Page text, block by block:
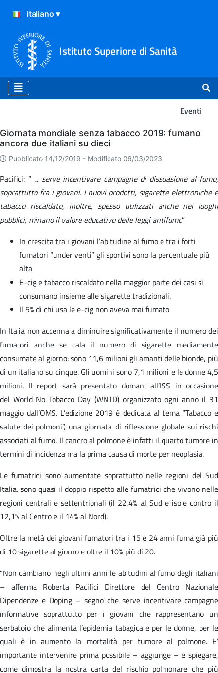
Istituto Superiore di Sanità
Eventi
Eventi
Giornata mondiale senza tabacco 2019: fumano
ancora due italiani su dieci
Pubblicato 14/12/2019 - Modificato 06/03/2023
Pacifici: “ ... serve incentivare campagne di dissuasione al fumo,
soprattutto fra i giovani. I nuovi prodotti, sigarette elettroniche e
tabacco riscaldato, inoltre, spesso utilizzati anche nei luoghi
pubblici, minano il valore educativo delle leggi antifumo”
In crescita tra i giovani l’abitudine al fumo e tra i forti
fumatori “under venti” gli sportivi sono la percentuale più
alta
E-cig e tabacco riscaldato nella maggior parte dei casi si
consumano insieme alle sigarette tradizionali.
Il 5% di chi usa le e-cig non aveva mai fumato
In Italia non accenna a diminuire significativamente il numero dei
fumatori anche se cala il numero di sigarette mediamente
consumate al giorno: sono 11,6 milioni gli amanti delle bionde, più
di un italiano su cinque. Gli uomini sono 7,1 milioni e le donne 4,5
milioni. Il report sarà presentato domani all’ISS in occasione
del World No Tobacco Day (WNTD) organizzato ogni anno il 31
maggio dall’OMS. L’edizione 2019 è dedicata al tema “Tabacco e
salute dei polmoni”, una giornata di riflessione globale sui rischi
associati al fumo. Il cancro al polmone è infatti il quarto tumore in
termini di incidenza ma la prima causa di morte per neoplasia.
Le fumatrici sono aumentate soprattutto nelle regioni del Sud
Italia: sono quasi il doppio rispetto alle fumatrici che vivono nelle
regioni centrali e settentrionali (il 22,4% al Sud e isole contro il
12,1% al Centro e il 14% al Nord).
Oltre la metà dei giovani fumatori tra i 15 e 24 anni fuma già più
di 10 sigarette al giorno e oltre il 10% più di 20.
“Non cambiano negli ultimi anni le abitudini al fumo degli italiani
– afferma Roberta Pacifici Direttore del Centro Nazionale
Dipendenze e Doping – segno che serve incentivare campagne
informative soprattutto per i giovani che rappresentano un
serbatoio che alimenta l’epidemia tabagica e per le donne, per le
quali è in aumento la mortalità per tumore al polmone. E’
importante intervenire prima possibile – aggiunge – e spiegare,
come dimostra la nostra carta del rischio polmonare che più